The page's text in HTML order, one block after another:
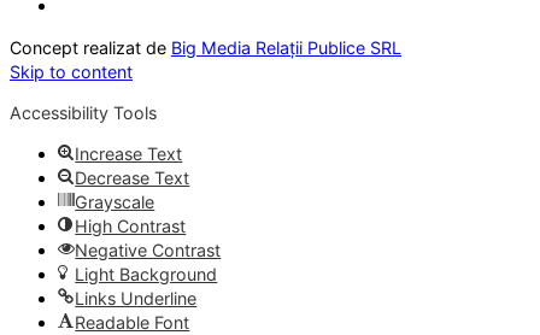
Concept realizat de Big Media Relații Publice SRL
Skip to content
Accessibility Tools
Increase Text
Decrease Text
Grayscale
High Contrast
Negative Contrast
Light Background
Links Underline
Readable Font